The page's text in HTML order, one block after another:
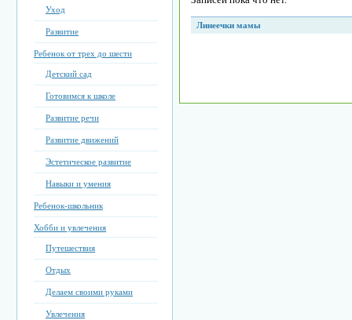
Уход
Развитие
Ребенок от трех до шести
Детский сад
Готовимся к школе
Развитие речи
Развитие движений
Эстетическое развитие
Навыки и умения
Ребенок-школьник
Хобби и увлечения
Путешествия
Отдых
Делаем своими руками
Увлечения
Линеечки мамы